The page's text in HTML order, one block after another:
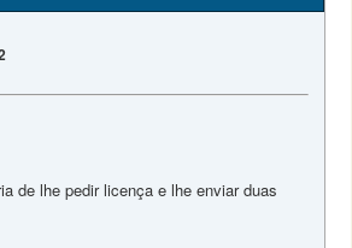
de lhe pedir licença e lhe enviar duas